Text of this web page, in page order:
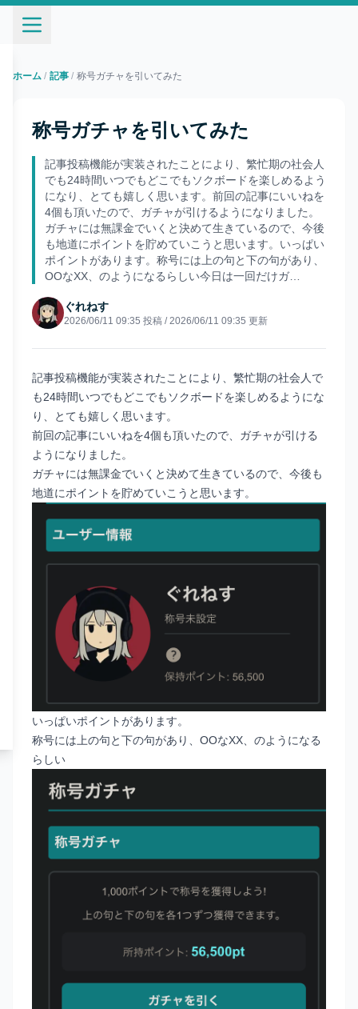
ホーム / 記事 / 称号ガチャを引いてみた
称号ガチャを引いてみた
記事投稿機能が実装されたことにより、繁忙期の社会人
でも24時間いつでもどこでもソクボードを楽しめるよう
になり、とても嬉しく思います。前回の記事にいいねを
4個も頂いたので、ガチャが引けるようになりました。
ガチャには無課金でいくと決めて生きているので、今後
も地道にポイントを貯めていこうと思います。いっぱい
ポイントがあります。称号には上の句と下の句があり、
OOなXX、のようになるらしい今日は一回だけガ…
ぐれねす
2026/06/11 09:35 投稿 /2026/06/11 09:35 更新
記事投稿機能が実装されたことにより、繁忙期の社会人で
も24時間いつでもどこでもソクボードを楽しめるようにな
り、とても嬉しく思います。
前回の記事にいいねを4個も頂いたので、ガチャが引ける
ようになりました。
ガチャには無課金でいくと決めて生きているので、今後も
地道にポイントを貯めていこうと思います。
いっぱいポイントがあります。
称号には上の句と下の句があり、OOなXX、のようになる
らしい